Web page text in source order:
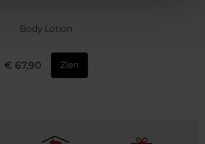
Body Lotion
€ 67,90 Zien